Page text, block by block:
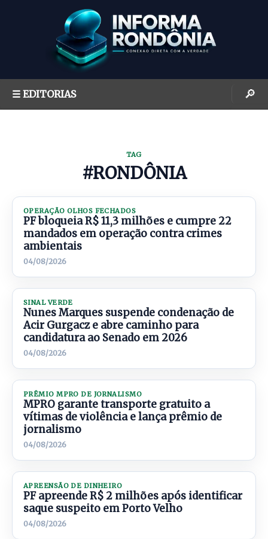
☰ EDITORIAS 🔎
TAG
#RONDÔNIA
OPERAÇÃO OLHOS FECHADOS
PF bloqueia R$ 11,3 milhões e cumpre 22
mandados em operação contra crimes
ambientais
04/08/2026
SINAL VERDE
Nunes Marques suspende condenação de
Acir Gurgacz e abre caminho para
candidatura ao Senado em 2026
04/08/2026
PRÊMIO MPRO DE JORNALISMO
MPRO garante transporte gratuito a
vítimas de violência e lança prêmio de
jornalismo
04/08/2026
APREENSÃO DE DINHEIRO
PF apreende R$ 2 milhões após identificar
saque suspeito em Porto Velho
04/08/2026